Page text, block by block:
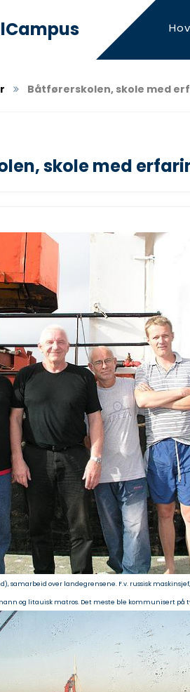
Båtførerskolen, skole med
skole med
samarbeid over landegrensene. F.v. russisk
og litauisk matros. Det meste ble kommunisert på